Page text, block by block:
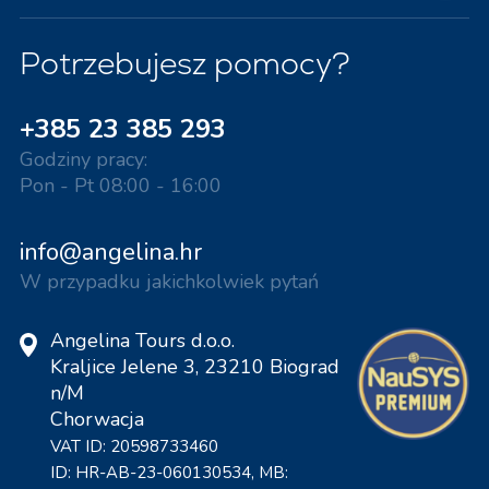
Potrzebujesz pomocy?
+385 23 385 293
Godziny pracy:
Pon - Pt 08:00 - 16:00
info@angelina.hr
W przypadku jakichkolwiek pytań
Angelina Tours d.o.o.
Kraljice Jelene 3, 23210 Biograd
n/M
Chorwacja
VAT ID: 20598733460
ID: HR-AB-23-060130534, MB: